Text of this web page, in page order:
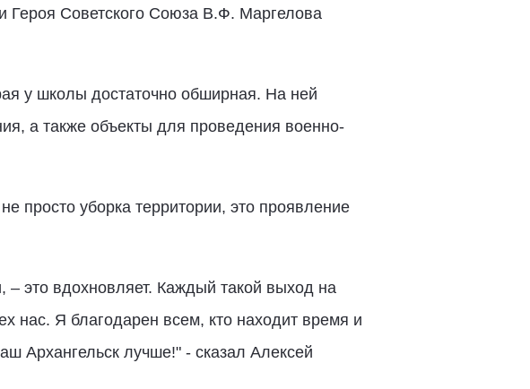
Героя Советского Союза В.Ф. Маргелова
у школы достаточно обширная. На ней
а также объекты для проведения военно-
просто уборка территории, это проявление
это вдохновляет. Каждый такой выход на
нас. Я благодарен всем, кто находит время и
Архангельск лучше!" - сказал Алексей